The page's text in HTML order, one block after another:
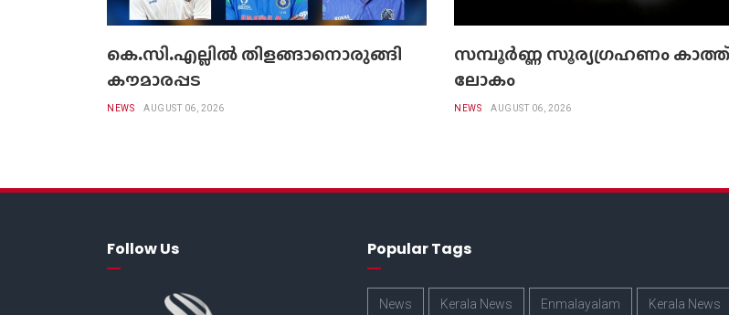
കെ.സി.എല്ലിൽ തിളങ്ങാനൊരുങ്ങി
കൗമാരപ്പട
NEWS AUGUST 06, 2026
സമ്പൂർണ്ണ സൂര്യഗ്രഹണം കാത്ത്
ലോകം
NEWS AUGUST 06, 2026
Follow Us Popular Tags
News Kerala News Enmalayalam Kerala News